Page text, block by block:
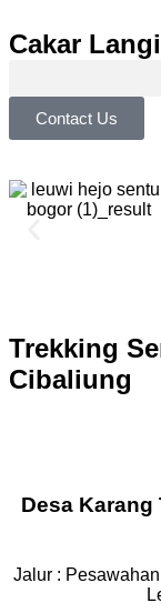
Cakar
Contact Us
Trekking
Cibaliung
Desa Karang
Jalur :